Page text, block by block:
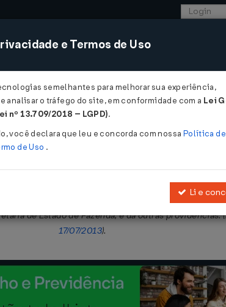
SISTEMAS COMÉRCIO
devidos ao Estado de Mato Grosso, por meio
de Estado de Fazenda, e dá outras providências.
17/07/2013).
e Termos de Uso
semelhantes para melhorar sua experiência,
analisar o tráfego do site, em conformidade com a Lei
nº 13.709/2018 – LGPD).
você declara que leu e concorda com nossa Política de
de Uso .
Li e